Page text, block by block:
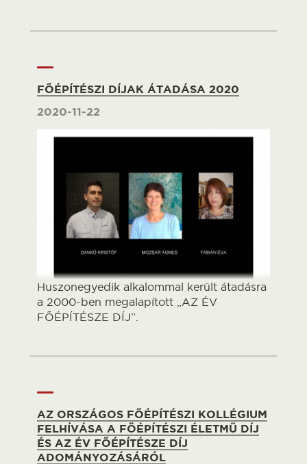
FŐÉPÍTÉSZI DÍJAK ÁTADÁSA 2020
2020-11-22
Huszonegyedik alkalommal került átadásra
a 2000-ben megalapított „AZ ÉV
FŐÉPÍTÉSZE DÍJ”.
AZ ORSZÁGOS FŐÉPÍTÉSZI KOLLÉGIUM
FELHÍVÁSA A FŐÉPÍTÉSZI ÉLETMŰ DÍJ
ÉS AZ ÉV FŐÉPÍTÉSZE DÍJ
ADOMÁNYOZÁSÁRÓL